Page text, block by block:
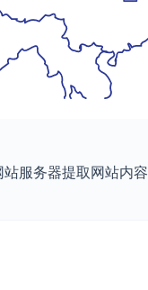
服务器提取网站内容